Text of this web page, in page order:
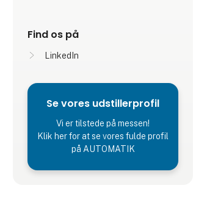
Find os på
LinkedIn
Se vores udstillerprofil
Vi er tilstede på messen!
Klik her for at se vores fulde profil
på AUTOMATIK